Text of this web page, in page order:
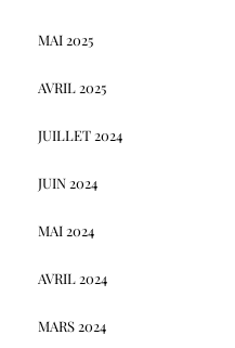
MAI 2025
AVRIL 2025
JUILLET 2024
JUIN 2024
MAI 2024
AVRIL 2024
MARS 2024